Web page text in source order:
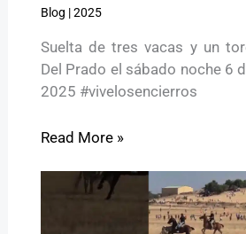
Blog |2025
Suelta de tres vacas y un
Del Prado el sábado noche 6
2025 #vivelosencierros
Read More »